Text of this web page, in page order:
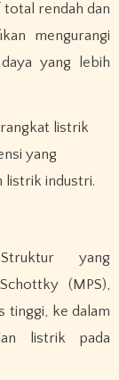
total rendah dan
mengurangi
yang lebih
listrik
yang
listrik industri.
yang
(MPS),
tinggi, ke dalam
listrik pada